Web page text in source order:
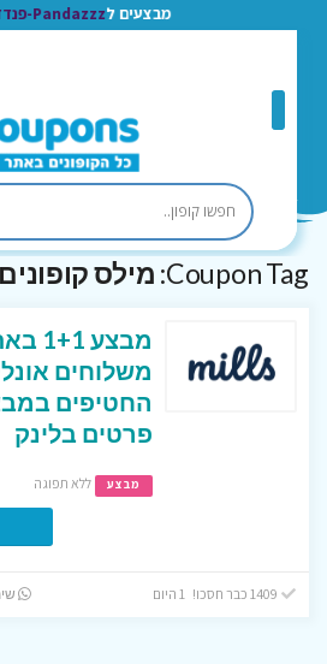
מבצעים לPandazzz-פנדזז
Coupon Tag: מילס
מבצע
משלוחים
החטיפים
פרטים בלינק
מבצע ללא תפוגה